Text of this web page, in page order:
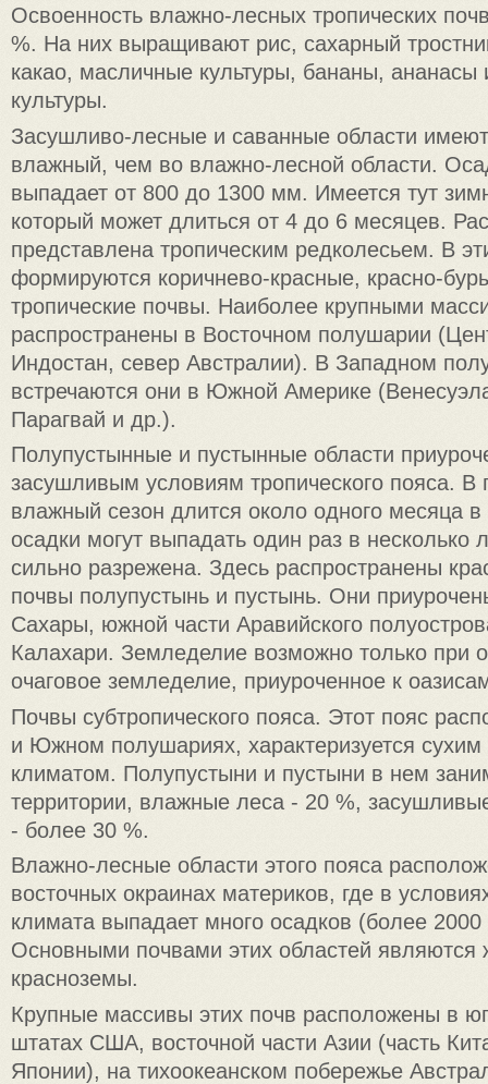
Освоенность влажно-лесных тропических
%. На них выращивают рис, сахарный
какао, масличные культуры, бананы, ананасы
культуры.
Засушливо-лесные и саванные области
влажный, чем во влажно-лесной области.
выпадает от 800 до 1300 мм. Имеется тут
который может длиться от 4 до 6 месяцев.
представлена тропическим редколесьем. В
формируются коричнево-красные, красно-
тропические почвы. Наиболее крупными
распространены в Восточном полушарии
Индостан, север Австралии). В Западном
встречаются они в Южной Америке
Парагвай и др.).
Полупустынные и пустынные области
засушливым условиям тропического пояса. В
влажный сезон длится около одного месяца в
осадки могут выпадать один раз в несколько
сильно разрежена. Здесь распространены
почвы полупустынь и пустынь. Они
Сахары, южной части Аравийского
Калахари. Земледелие возможно только при
очаговое земледелие, приуроченное к
Почвы субтропического пояса. Этот пояс
и Южном полушариях, характеризуется
климатом. Полупустыни и пустыни в нем
территории, влажные леса - 20 %,
- более 30 %.
Влажно-лесные области этого пояса
восточных окраинах материков, где в
климата выпадает много осадков (более
Основными почвами этих областей являются
красноземы.
Крупные массивы этих почв расположены в
штатах США, восточной части Азии (часть
Японии), на тихоокеанском побережье